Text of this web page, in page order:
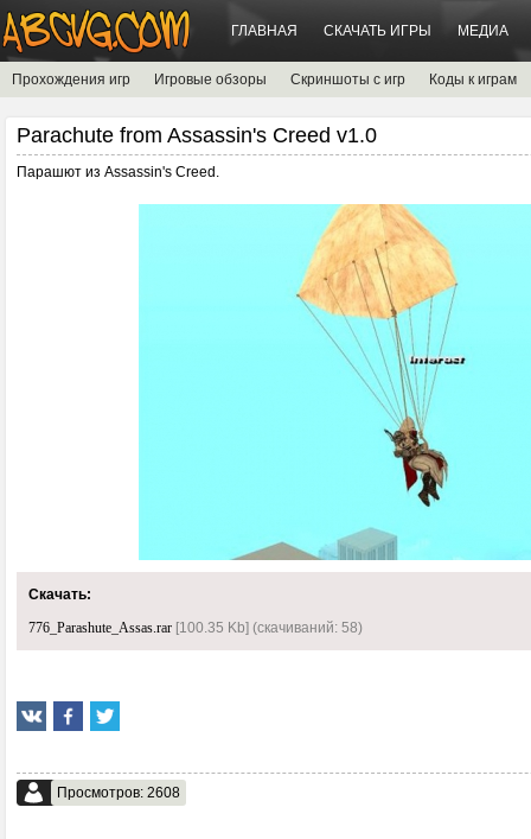
ГЛАВНАЯ СКАЧАТЬ ИГРЫ МЕДИА
Прохождения игр Игровые обзоры Скриншоты с игр Коды к играм
Parachute from Assassin's Creed v1.0
Парашют из Assassin's Creed.
Скачать:
776_Parashute_Assas.rar [100.35 Kb] (cкачиваний: 58)
Просмотров: 2608